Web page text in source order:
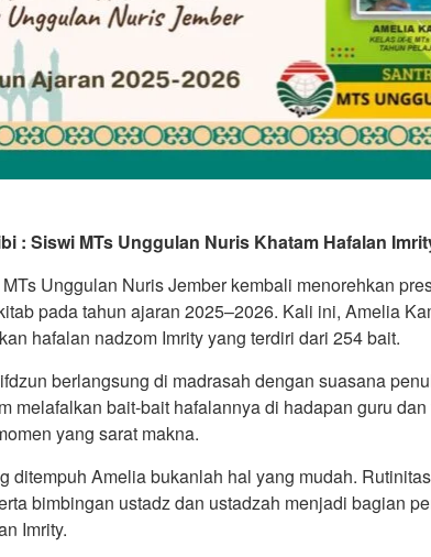
: Siswi MTs Unggulan Nuris Khatam Hafalan
Unggulan Nuris Jember kembali menorehkan
pada tahun ajaran 2025–2026. Kali ini, Amelia
hafalan nadzom Imrity yang terdiri dari 254 bait.
berlangsung di madrasah dengan suasana
melafalkan bait-bait hafalannya di hadapan guru
yang sarat makna.
ditempuh Amelia bukanlah hal yang mudah.
bimbingan ustadz dan ustadzah menjadi bagian
Imrity.